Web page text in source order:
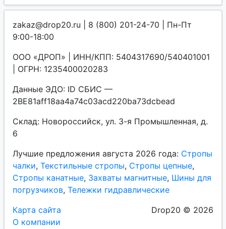
zakaz@drop20.ru | 8 (800) 201-24-70 | Пн-Пт
9:00-18:00
ООО «ДРОП» | ИНН/КПП: 5404317690/540401001
| ОГРН: 1235400020283
Данные ЭДО: ID СБИС —
2BE81aff18aa4a74c03acd220ba73dcbead
Склад: Новороссийск, ул. 3-я Промышленная, д.
6
Лучшие предложения августа 2026 года: Стропы
чалки, Текстильные стропы, Стропы цепные,
Стропы канатные, Захваты магнитные, Шины для
погрузчиков, Тележки гидравлические
Карта сайта
О компании
Drop20 © 2026